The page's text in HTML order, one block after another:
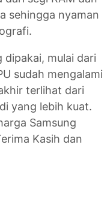
sehingga nyaman
dipakai, mulai dari
sudah mengalami
terlihat dari
yang lebih kuat.
Samsung
Kasih dan